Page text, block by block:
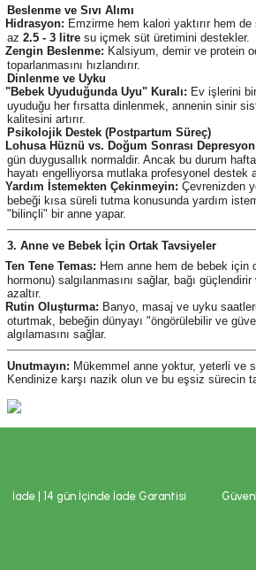
Beslenme ve Sıvı Alımı
Hidrasyon: Emzirme hem kalori yaktırır hem
az 2.5 - 3 litre su içmek süt üretimini destekler.
Zengin Beslenme: Kalsiyum, demir ve protein
toparlanmasını hızlandırır.
Dinlenme ve Uyku
"Bebek Uyuduğunda Uyu" Kuralı: Ev işlerini
uyuduğu her fırsatta dinlenmek, annenin sinir
kalitesini artırır.
Psikolojik Destek (Postpartum Süreç)
Lohusa Hüznü vs. Doğum Sonrası
gün duygusallık normaldir. Ancak bu durum
hayatı engelliyorsa mutlaka profesyonel destek
Yardım İstemekten Çekinmeyin: Çevrenizden
bebeği kısa süreli tutma konusunda yardım
"bilinçli" bir anne yapar.
3. Anne ve Bebek İçin Ortak Tavsiyeler
Ten Tene Temas: Hem anne hem de bebek için
hormonu) salgılanmasını sağlar, bağı
azaltır.
Rutin Oluşturma: Banyo, masaj ve uyku
oturtmak, bebeğin dünyayı "öngörülebilir ve
algılamasını sağlar.
Unutmayın: Mükemmel anne yoktur, yeterli ve
Kendinize karşı nazik olun ve bu eşsiz sürecin
İade | 14 gün İçinde İade Garantisi